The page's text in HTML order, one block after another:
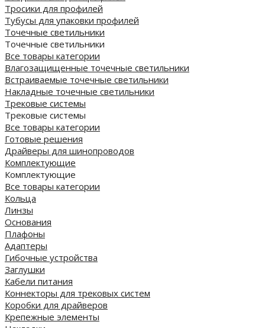
Тросики для профилей
Тубусы для упаковки профилей
Точечные светильники
Точечные светильники
Все товары категории
Влагозащищенные точечные светильники
Встраиваемые точечные светильники
Накладные точечные светильники
Трековые системы
Трековые системы
Все товары категории
Готовые решения
Драйверы для шинопроводов
Комплектующие
Комплектующие
Все товары категории
Кольца
Линзы
Основания
Плафоны
Адаптеры
Гибочные устройства
Заглушки
Кабели питания
Коннекторы для трековых систем
Коробки для драйверов
Крепежные элементы